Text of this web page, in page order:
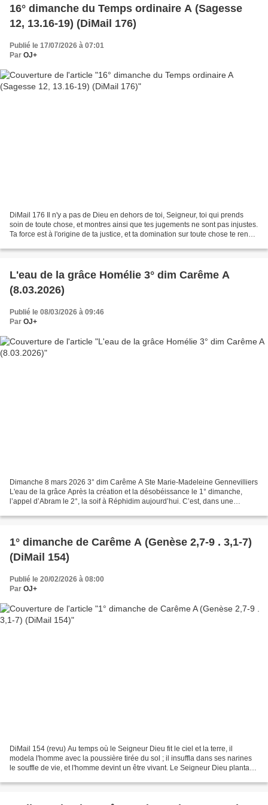
16° dimanche du Temps ordinaire A (Sagesse
12, 13.16-19) (DiMail 176)
Publié le 17/07/2026 à 07:01
Par OJ+
DiMail 176 Il n'y a pas de Dieu en dehors de toi, Seigneur, toi qui prends
soin de toute chose, et montres ainsi que tes jugements ne sont pas injustes.
Ta force est à l'origine de ta justice, et ta domination sur toute chose te rend
L'eau de la grâce Homélie 3° dim Carême A
(8.03.2026)
Publié le 08/03/2026 à 09:46
Par OJ+
Dimanche 8 mars 2026 3° dim Carême A Ste Marie-Madeleine Gennevilliers
L'eau de la grâce Après la création et la désobéissance le 1° dimanche,
l’appel d’Abram le 2°, la soif à Réphidim aujourd’hui. C’est, dans une
1° dimanche de Carême A (Genèse 2,7-9 . 3,1-7)
(DiMail 154)
Publié le 20/02/2026 à 08:00
Par OJ+
DiMail 154 (revu) Au temps où le Seigneur Dieu fit le ciel et la terre, il
modela l'homme avec la poussière tirée du sol ; il insuffla dans ses narines
le souffle de vie, et l'homme devint un être vivant. Le Seigneur Dieu planta